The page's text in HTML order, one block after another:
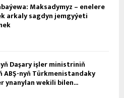
Maksadymyz – enelere
arkaly sagdyn jemgyýeti
Daşary işler ministriniň
ABŞ-nyň Türkmenistandaky
ynanylan wekili bilen...